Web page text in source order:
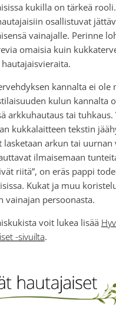
kukilla on tärkeä
osallistuvat
vainajalle. Perinne
omaisia kuin
kannalta ei ole
kulun kannalta
arkkuhautaus tai tuhkaus.
kukkalaitteen tekstin
lasketaan arkun tai uurnan
ilmaisemaan
riitä”, on eräs pappi
Kukat ja muu
vainajan persoonasta.
voit lukea lisää
-sivuilta.